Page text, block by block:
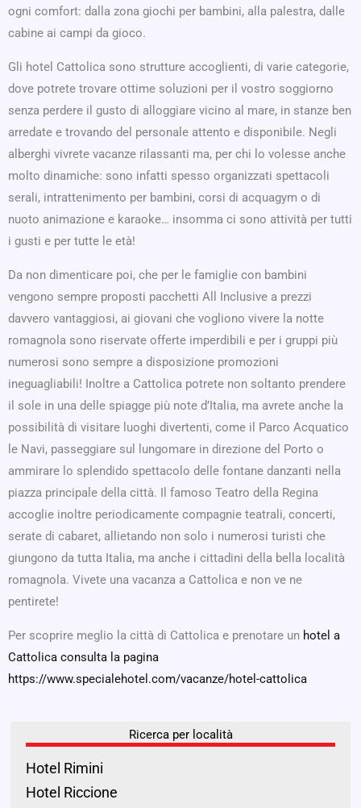
ogni comfort: dalla zona giochi per bambini, alla palestra, dalle
cabine ai campi da gioco.
Gli hotel Cattolica sono strutture accoglienti, di varie categorie,
dove potrete trovare ottime soluzioni per il vostro soggiorno
senza perdere il gusto di alloggiare vicino al mare, in stanze ben
arredate e trovando del personale attento e disponibile. Negli
alberghi vivrete vacanze rilassanti ma, per chi lo volesse anche
molto dinamiche: sono infatti spesso organizzati spettacoli
serali, intrattenimento per bambini, corsi di acquagym o di
nuoto animazione e karaoke… insomma ci sono attività per tutti
i gusti e per tutte le età!
Da non dimenticare poi, che per le famiglie con bambini
vengono sempre proposti pacchetti All Inclusive a prezzi
davvero vantaggiosi, ai giovani che vogliono vivere la notte
romagnola sono riservate offerte imperdibili e per i gruppi più
numerosi sono sempre a disposizione promozioni
ineguagliabili! Inoltre a Cattolica potrete non soltanto prendere
il sole in una delle spiagge più note d’Italia, ma avrete anche la
possibilità di visitare luoghi divertenti, come il Parco Acquatico
le Navi, passeggiare sul lungomare in direzione del Porto o
ammirare lo splendido spettacolo delle fontane danzanti nella
piazza principale della città. Il famoso Teatro della Regina
accoglie inoltre periodicamente compagnie teatrali, concerti,
serate di cabaret, allietando non solo i numerosi turisti che
giungono da tutta Italia, ma anche i cittadini della bella località
romagnola. Vivete una vacanza a Cattolica e non ve ne
pentirete!
Per scoprire meglio la città di Cattolica e prenotare un hotel a
Cattolica consulta la pagina
https://www.specialehotel.com/vacanze/hotel-cattolica
Ricerca per località
Hotel Rimini
Hotel Riccione